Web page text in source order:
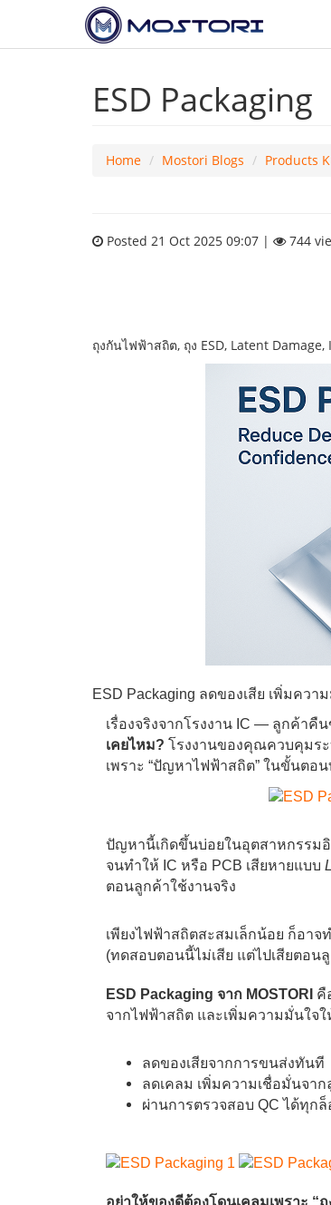
ESD Packaging
Home Mostori Blogs Products
Posted 21 Oct 2025 09:07 | 744
ถุงกันไฟฟ้าสถิต, ถุง ESD, Latent
ESD Packaging ลดของเสีย เพิ่มควา
เรื่องจริงจากโรงงาน IC — ลูกค้าคื
เคยไหม? โรงงานของคุณควบคุมร
เพราะ “ปัญหาไฟฟ้าสถิต” ในขั้นต
ปัญหานี้เกิดขึ้นบ่อยในอุตสาหกรรมอิ
จนทำให้ IC หรือ PCB เสียหายแบบ
ตอนลูกค้าใช้งานจริง
เพียงไฟฟ้าสถิตสะสมเล็กน้อย ก็อาจ
(ทดสอบตอนนี้ไม่เสีย แต่ไปเสียตอน
ESD Packaging จาก MOSTORI คื
จากไฟฟ้าสถิต และเพิ่มความมั่นใจ
ลดของเสียจากการขนส่งทันที
ลดเคลม เพิ่มความเชื่อมั่นจาก
ผ่านการตรวจสอบ QC ได้ทุกล็
อย่าให้ของดีต้องโดนเคลมเพราะ “